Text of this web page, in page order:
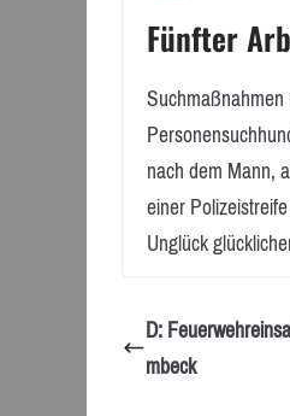
Fünfter
nach dem Mann,
einer
Unglück
D:
mbeck